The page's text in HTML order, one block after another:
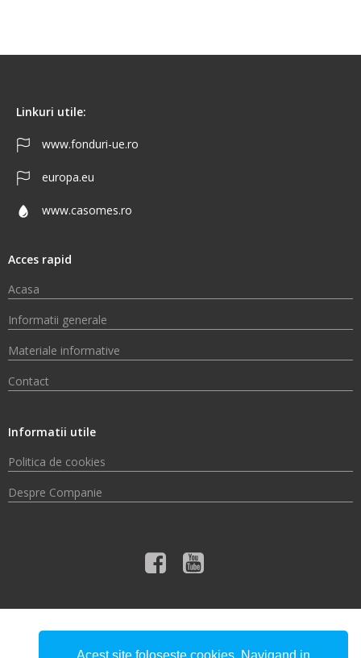
Linkuri utile:
www.fonduri-ue.ro
europa.eu
www.casomes.ro
Acces rapid
Acasa
Informatii generale
Materiale informative
Contact
Informatii utile
Politica de cookies
Despre Companie
© 2026 Compania de Apă Someș S.A.
Acest site foloseste cookies. Navigand in